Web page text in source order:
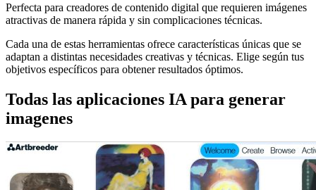
Perfecta para creadores de contenido digital que requieren imágenes
atractivas de manera rápida y sin complicaciones técnicas.
Cada una de estas herramientas ofrece características únicas que se
adaptan a distintas necesidades creativas y técnicas. Elige según tus
objetivos específicos para obtener resultados óptimos.
Todas las aplicaciones IA para generar
imagenes